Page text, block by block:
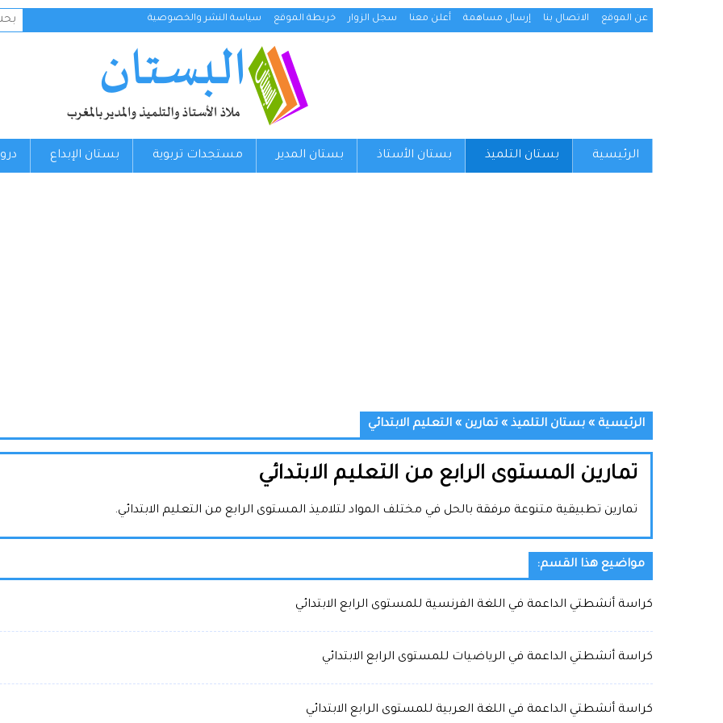
عن الموقع الاتصال بنا إرسال مساهمة أعلن معنا سجل الزوار خريطة الموقع سياسة النشر والخصوصية
عن:
الرئيسية بستان التلميذ بستان الأستاذ بستان المدير مستجدات تربوية بستان الإبداع
الرئيسية » بستان التلميذ » تمارين » التعليم الابتدائي
تمارين المستوى الرابع من التعليم الابتدائي
تمارين تطبيقية متنوعة مرفقة بالحل في مختلف المواد لتلاميذ المستوى الرابع من التعليم الابتدائي.
مواضيع هذا القسم:
كراسة أنشطتي الداعمة في اللغة الفرنسية للمستوى الرابع الابتدائي
كراسة أنشطتي الداعمة في الرياضيات للمستوى الرابع الابتدائي
كراسة أنشطتي الداعمة في اللغة العربية للمستوى الرابع الابتدائي